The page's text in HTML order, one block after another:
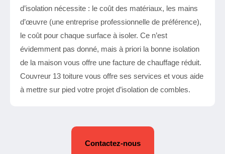
d’isolation nécessite : le coût des matériaux, les mains
d’œuvre (une entreprise professionnelle de préférence),
le coût pour chaque surface à isoler. Ce n’est
évidemment pas donné, mais à priori la bonne isolation
de la maison vous offre une facture de chauffage réduit.
Couvreur 13 toiture vous offre ses services et vous aide
à mettre sur pied votre projet d’isolation de combles.
Contactez-nous